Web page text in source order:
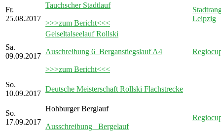
Fr.
25.08.2017
Tauchscher Stadtlauf
>>>zum Bericht<<<
Leipzig
Sa.
09.09.2017
Geiseltalseelauf Rollski
Auschreibung 6_Berganstiegslauf A4
>>>zum Bericht<<<
So.
10.09.2017
Deutsche Meisterschaft Rollski Flachstrecke
So.
17.09.2017
Hohburger Berglauf
Ausschreibung_ Bergelauf